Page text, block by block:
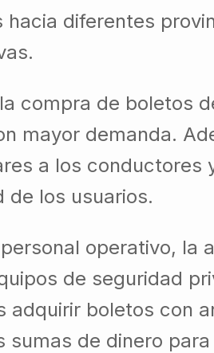
diferentes
compra de boletos
mayor demanda.
a los conductores
de los usuarios.
operativo, la
de seguridad
boletos con
de dinero